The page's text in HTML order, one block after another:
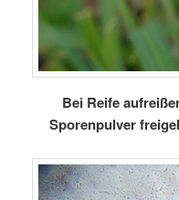
Bei Reife
Sporenpulver